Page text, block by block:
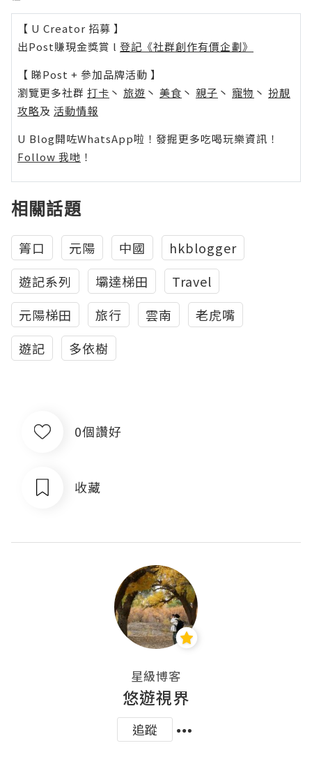
【 U Creator 招募 】
出Post賺現金獎賞 l 登記《社群創作有價企劃》
【 睇Post + 參加品牌活動 】
瀏覽更多社群 打卡 丶 旅遊 丶 美食 丶 親子 丶 寵物 丶 扮靚
攻略及 活動情報
U Blog開咗WhatsApp啦！發掘更多吃喝玩樂資訊！
Follow 我哋 ！
相關話題
箐口 元陽 中國
hkblogger
遊記系列
壩達梯田
Travel
元陽梯田
旅行 雲南
老虎嘴
遊記
多依樹
0個讚好
收藏
星級博客
悠遊視界
追蹤